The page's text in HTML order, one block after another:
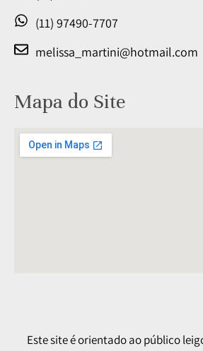
(11) 97490-7707
melissa_martini@hotmail.com
Mapa do Site
Este site é orientado ao público